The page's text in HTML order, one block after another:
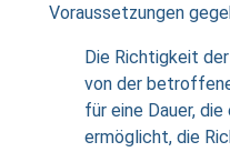
Voraussetzungen
Die Richtigkeit
von der
für eine Dauer,
ermöglicht, die